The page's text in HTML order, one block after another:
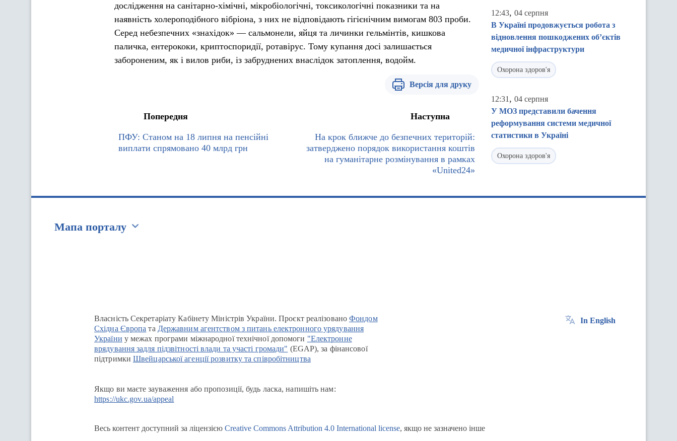
дослідження на санітарно-хімічні, мікробіологічні, токсикологічні показники та на
наявність холероподібного вібріона, з них не відповідають гігієнічним вимогам 803 проби.
Серед небезпечних «знахідок» — сальмонели, яйця та личинки гельмінтів, кишкова
паличка, ентерококи, криптоспоридії, ротавірус. Тому купання досі залишається
забороненим, як і вилов риби, із забруднених внаслідок затоплення, водойм.
Версія для друку
Попередня
ПФУ: Станом на 18 липня на пенсійні
виплати спрямовано 40 млрд грн
Наступна
На крок ближче до безпечних територій:
затверджено порядок використання коштів
на гуманітарне розмінування в рамках
«United24»
12:43, 04 серпня
В Україні продовжується робота з
відновлення пошкоджених об’єктів
медичної інфраструктури
Охорона здоров'я
12:31 , 04 серпня
У МОЗ представили бачення
реформування системи медичної
статистики в Україні
Охорона здоров'я
Мапа порталу
Власність Секретаріату Кабінету Міністрів України. Проєкт реалізованоФондом
Східна Європа та Державним агентством з питань електронного урядування
України у межах програми міжнародної технічної допомоги "Електронне
врядування задля підзвітності влади та участі громади" (EGAP), за фінансової
підтримки Швейцарської агенції розвитку та співробітництва
Якщо ви маєте зауваження або пропозиції, будь ласка, напишіть нам:
https://ukc.gov.ua/appeal
In English
Весь контент доступний за ліцензією Creative Commons Attribution 4.0 International license, якщо не зазначено інше